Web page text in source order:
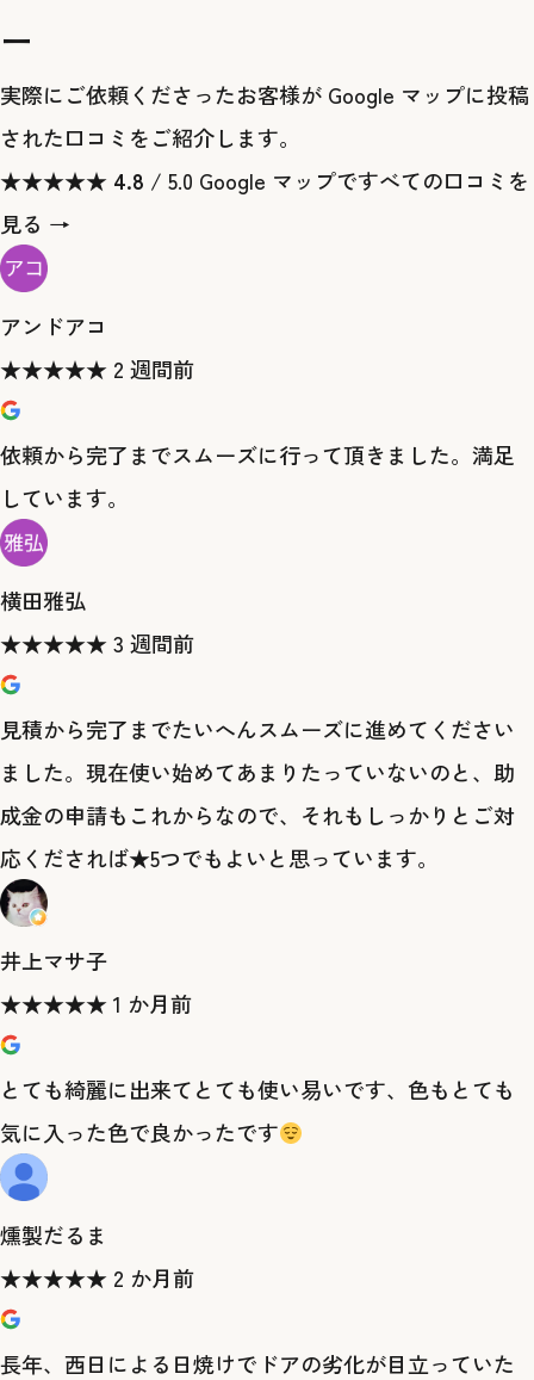
ー
実際にご依頼くださったお客様が Google マップに投稿
された口コミをご紹介します。
★★★★★ 4.8 / 5.0 Google マップですべての口コミを
見る →
アンドアコ
★★★★★ 2 週間前
依頼から完了までスムーズに行って頂きました。満足
しています。
横田雅弘
★★★★★3 週間前
見積から完了までたいへんスムーズに進めてください
ました。現在使い始めてあまりたっていないのと、助
成金の申請もこれからなので、それもしっかりとご対
応くだされば★5つでもよいと思っています。
井上マサ子
★★★★★1 か月前
とても綺麗に出来てとても使い易いです、色もとても
気に入った色で良かったです
燻製だるま
★★★★★ 2 か月前
長年、西日による日焼けでドアの劣化が目立っていた